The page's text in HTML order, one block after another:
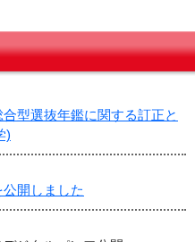
型選抜年鑑に関する訂正と
)
開しました